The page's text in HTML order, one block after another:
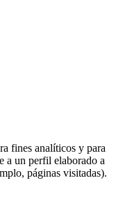
fines analíticos y para
a un perfil elaborado a
páginas visitadas).